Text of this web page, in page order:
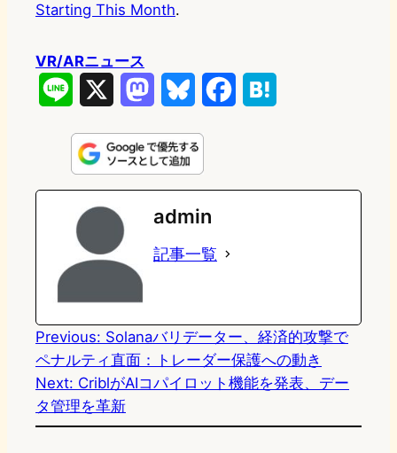
Starting This Month.
VR/ARニュース
n
e
s
t
o
d
n
u
e
s
k
e
k
e
admin
記事一覧
Previous: Solanaバリデーター、経済的攻撃で
ペナルティ直面：トレーダー保護への動き
Next: CriblがAIコパイロット機能を発表、デー
タ管理を革新